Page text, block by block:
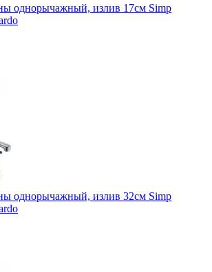
однорычажный, излив 17см Simp
однорычажный, излив 32см Simp